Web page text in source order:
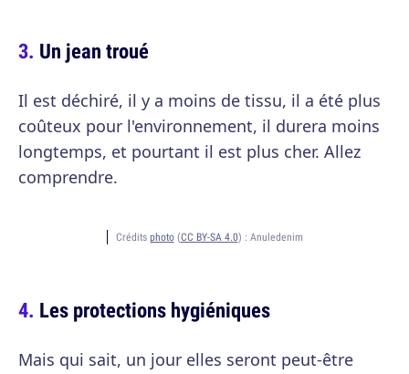
Un jean troué
Il est déchiré, il y a moins de tissu, il a été plus
coûteux pour l'environnement, il durera moins
longtemps, et pourtant il est plus cher. Allez
comprendre.
Crédits photo(CC BY-SA 4.0) : Anuledenim
Les protections hygiéniques
Mais qui sait, un jour elles seront peut-être